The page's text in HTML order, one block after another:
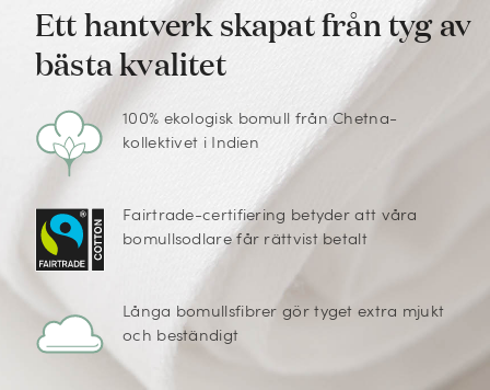
Ett hantverk skapat från tyg av
bästa kvalitet
100% ekologisk bomull från Chetna-
kollektivet i Indien
Fairtrade-certifiering betyder att våra
bomullsodlare får rättvist betalt
Långa bomullsfibrer gör tyget extra mjukt
och beständigt